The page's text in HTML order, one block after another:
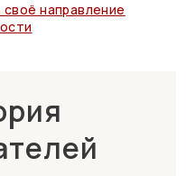
направление